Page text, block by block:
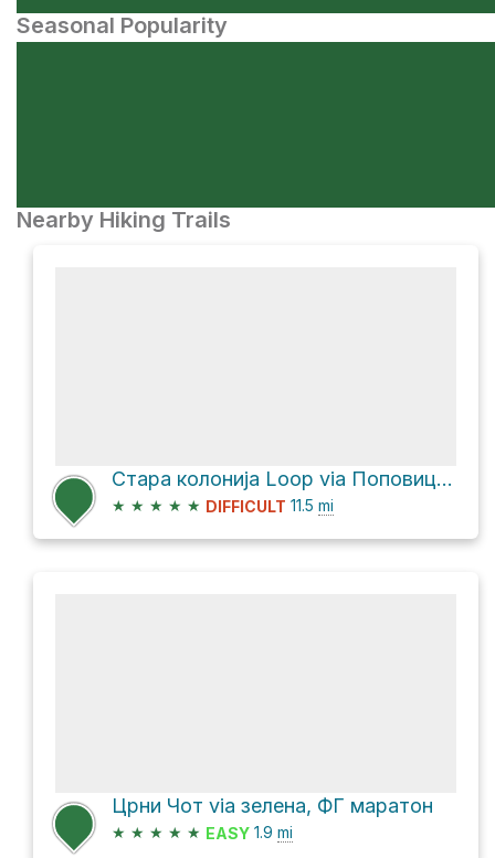
Seasonal Popularity
Nearby Hiking Trails
Стара колонија Loop via Поповица - Краљева столица
★ ★ ★ ★ ★ DIFFICULT 11.5 mi
Црни Чот via зелена, ФГ маратон
★ ★ ★ ★ ★ EASY 1.9 mi